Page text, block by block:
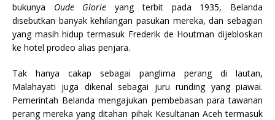
bukunya Oude Glorie yang terbit pada 1935, Belanda
disebutkan banyak kehilangan pasukan mereka, dan sebagian
yang masih hidup termasuk Frederik de Houtman dijebloskan
ke hotel prodeo alias penjara.
Tak hanya cakap sebagai panglima perang di lautan,
Malahayati juga dikenal sebagai juru runding yang piawai.
Pemerintah Belanda mengajukan pembebasan para tawanan
perang mereka yang ditahan pihak Kesultanan Aceh termasuk